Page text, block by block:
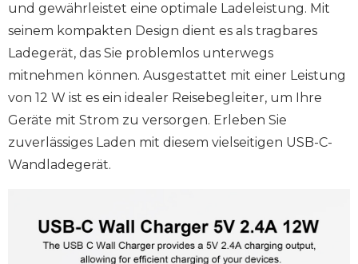
und gewährleistet eine optimale Ladeleistung. Mit
seinem kompakten Design dient es als tragbares
Ladegerät, das Sie problemlos unterwegs
mitnehmen können. Ausgestattet mit einer Leistung
von 12 W ist es ein idealer Reisebegleiter, um Ihre
Geräte mit Strom zu versorgen. Erleben Sie
zuverlässiges Laden mit diesem vielseitigen USB-C-
Wandladegerät.